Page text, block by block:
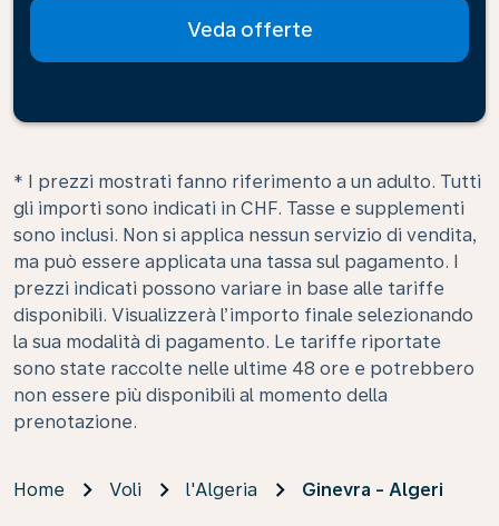
Veda offerte
* I prezzi mostrati fanno riferimento a un adulto. Tutti
gli importi sono indicati in CHF. Tasse e supplementi
sono inclusi. Non si applica nessun servizio di vendita,
ma può essere applicata una tassa sul pagamento. I
prezzi indicati possono variare in base alle tariffe
disponibili. Visualizzerà l’importo finale selezionando
la sua modalità di pagamento. Le tariffe riportate
sono state raccolte nelle ultime 48 ore e potrebbero
non essere più disponibili al momento della
prenotazione.
Home Voli l'Algeria Ginevra - Algeri